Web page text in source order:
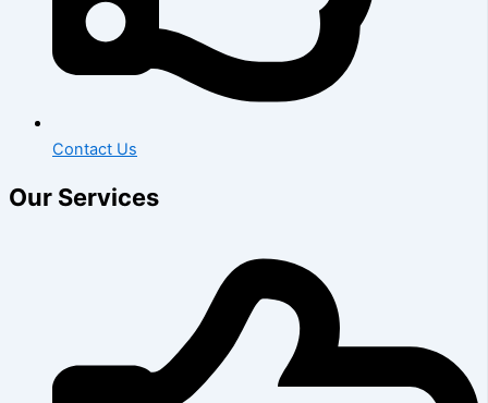
Contact Us
Our Services